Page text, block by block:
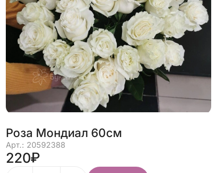
Роза Мондиал 60см
Арт.: 20592388
220